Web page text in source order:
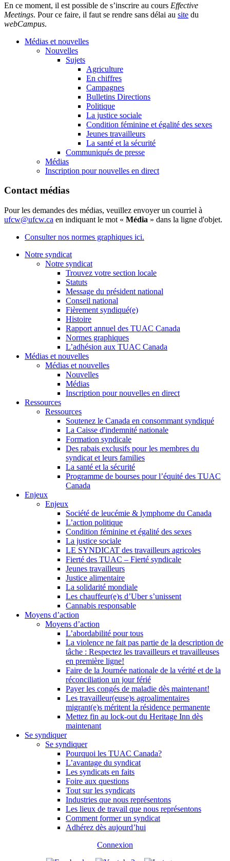
En ce moment, il est possible de s’inscrire au cours Effective
Meetings. Pour ce faire, il faut se rendre sans délai au site du
webCampus.
Médias et nouvelles
Nouvelles
Sujets
Agriculture
En chiffres
Campagnes
Bulletins Directions
Politique
La justice sociale
Condition féminine et égalité des sexes
Jeunes travailleurs
La santé et la sécurité
Communiqués de presse
Médias
Inscription pour nouvelles en direct
Contact médias
Pour les demandes des médias, veuillez envoyer un courriel à
ufcw@ufcw.ca en indiquant le mot « Média » dans la ligne d'objet.
Consulter nos normes graphiques ici.
Notre syndicat
Notre syndicat
Trouvez votre section locale
Statuts
Message du président national
Conseil national
Fièrement syndiqué(e)
Histoire
Rapport annuel des TUAC Canada
Normes graphiques
L’adhésion aux TUAC Canada
Médias et nouvelles
Médias et nouvelles
Nouvelles
Médias
Inscription pour nouvelles en direct
Ressources
Ressources
Soutenez le Canada en consommant syndiqué
La Caisse d'indemnité nationale
Formation syndicale
Des rabais exclusifs pour les membres du
syndicat et leurs families
La santé et la sécurité
Programme de bourses pour l’équité des TUAC
Canada
Enjeux
Enjeux
Société de leucémie & lymphome du Canada
L’action politique
Condition féminine et égalité des sexes
La justice sociale
LE SYNDICAT des travailleurs agricoles
Fierté des TUAC – Fierté syndicale
Jeunes travailleurs
Justice alimentaire
La solidarité mondiale
Les chauffeur(e)s d’Uber s’unissent
Cannabis responsable
Moyens d’action
Moyens d’action
L’abordabilité pour tous
La violence ne fait pas partie de la description de
tâche : Respectez les travailleurs et travailleuses
en première ligne!
Faire de la Journée nationale de la vérité et de la
réconciliation un jour férié
Payer les congés de maladie dès maintenant!
Les travailleur(euse)s agroalimentaires
migrant(e)s méritent la résidence permanente
Mettez fin au lock-out du Heritage Inn dès
maintenant
Se syndiquer
Se syndiquer
Pourquoi les TUAC Canada?
L’avantage du syndicat
Les syndicats en faits
Foire aux questions
Tout sur les syndicats
Industries que nous représentons
Les lieux de travail que nous représentons
Comment former un syndicat
Adhérez dès aujourd’hui
Connexion